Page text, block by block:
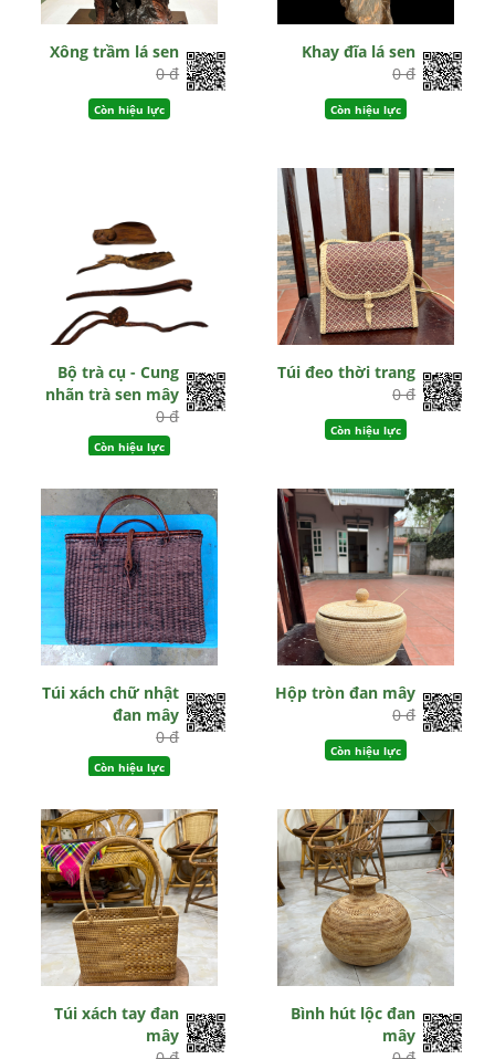
Xông trầm lá sen
0 đ
Còn hiệu lực
Khay đĩa lá sen
0 đ
Còn hiệu lực
Bộ trà cụ - Cung
nhãn trà sen mây
0 đ
Còn hiệu lực
Túi đeo thời trang
0 đ
Còn hiệu lực
Túi xách chữ nhật
đan mây
0 đ
Còn hiệu lực
Hộp tròn đan mây
0 đ
Còn hiệu lực
Túi xách tay đan
mây
Bình hút lộc đan
mây